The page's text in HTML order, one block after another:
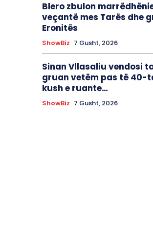
Blero zbulon
veçantë mes Tarës dhe
Eronitës
ShowBiz 7 Gusht, 2026
Sinan Vllasaliu vendosi
gruan vetëm pas të 40-
kush e ruante…
ShowBiz 7 Gusht, 2026